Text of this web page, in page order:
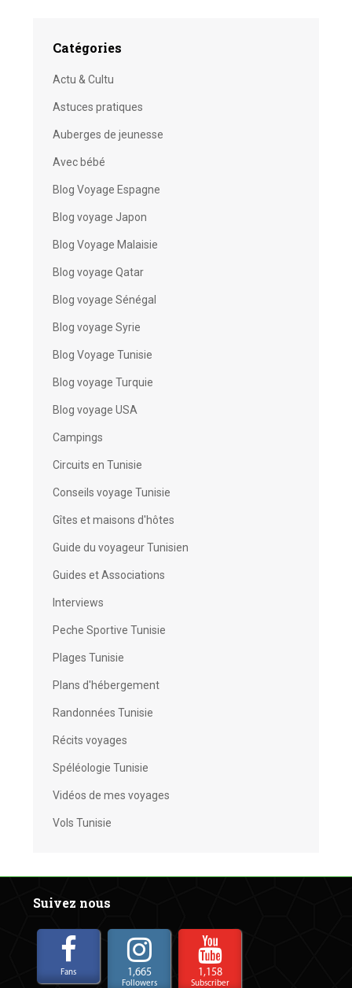
Catégories
Actu & Cultu
Astuces pratiques
Auberges de jeunesse
Avec bébé
Blog Voyage Espagne
Blog voyage Japon
Blog Voyage Malaisie
Blog voyage Qatar
Blog voyage Sénégal
Blog voyage Syrie
Blog Voyage Tunisie
Blog voyage Turquie
Blog voyage USA
Campings
Circuits en Tunisie
Conseils voyage Tunisie
Gîtes et maisons d'hôtes
Guide du voyageur Tunisien
Guides et Associations
Interviews
Peche Sportive Tunisie
Plages Tunisie
Plans d'hébergement
Randonnées Tunisie
Récits voyages
Spéléologie Tunisie
Vidéos de mes voyages
Vols Tunisie
Suivez nous
Fans 1,665
Followers
1,158
Subscriber